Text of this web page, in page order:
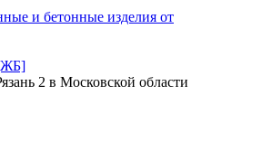
и бетонные изделия от
2 в Московской области